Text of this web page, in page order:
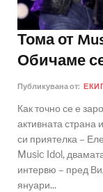
Тома от
Обичаме
Публикувана от:
Как точно се е
активната
си приятелка –
Music Idol,
интервю – пред
януари...